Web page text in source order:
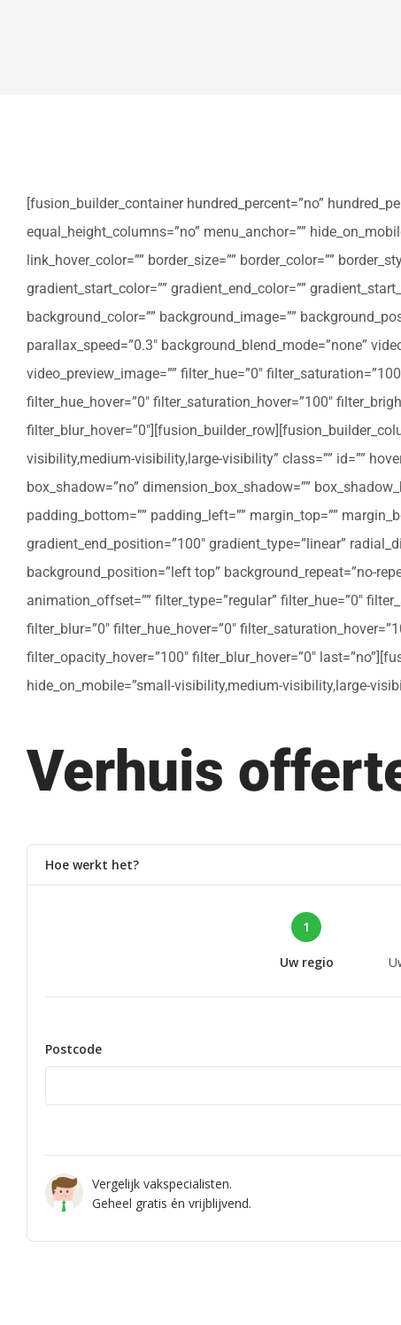
[fusion_builder_container hundred_percent=”no”
equal_height_columns=”no” menu_anchor=””
link_hover_color=”” border_size=”” border_color=””
gradient_start_color=”” gradient_end_color=””
background_color=”” background_image=””
parallax_speed=”0.3″ background_blend_mode=”none”
video_preview_image=”” filter_hue=”0″
filter_hue_hover=”0″ filter_saturation_hover=”100″
visibility,medium-visibility,large-visibility” class=”” id=””
box_shadow=”no” dimension_box_shadow=””
padding_bottom=”” padding_left=”” margin_top=””
gradient_end_position=”100″ gradient_type=”linear”
background_position=”left top” background_repeat=”no-
animation_offset=”” filter_type=”regular” filter_hue=”0″
filter_blur=”0″ filter_hue_hover=”0″
filter_opacity_hover=”100″ filter_blur_hover=”0″
hide_on_mobile=”small-visibility,medium-visibility,large-
Verhuis